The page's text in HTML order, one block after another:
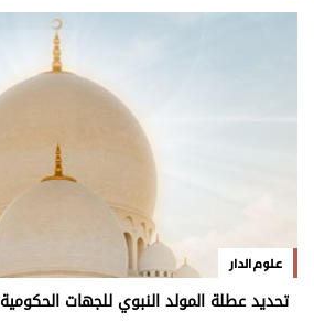
علوم الدار
تحديد عطلة المولد النبوي للجهات الحكومية